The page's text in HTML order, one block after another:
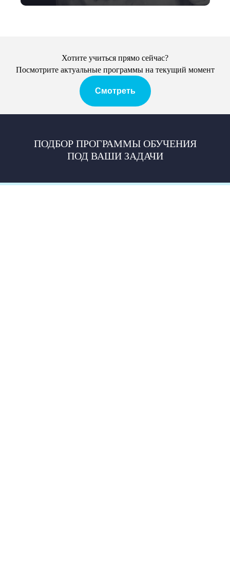
Хотите учиться прямо сейчас?
Посмотрите актуальные программы на текущий момент
Смотреть
ПОДБОР ПРОГРАММЫ ОБУЧЕНИЯ
ПОД ВАШИ ЗАДАЧИ